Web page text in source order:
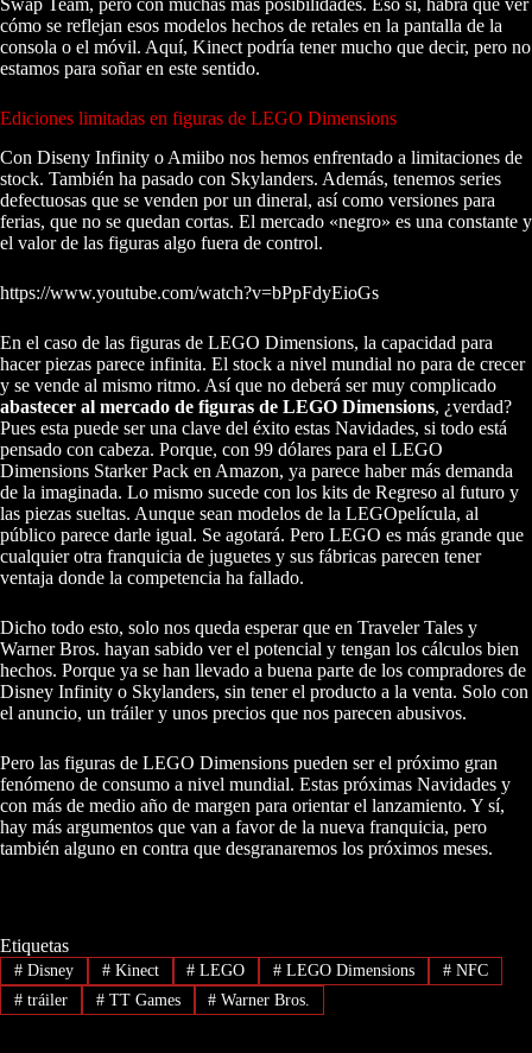
Swap Team, pero con muchas más posibilidades. Eso sí, habrá que ver
cómo se reflejan esos modelos hechos de retales en la pantalla de la
consola o el móvil. Aquí, Kinect podría tener mucho que decir, pero no
estamos para soñar en este sentido.
Ediciones limitadas en figuras de LEGO Dimensions
Con Diseny Infinity o Amiibo nos hemos enfrentado a limitaciones de
stock. También ha pasado con Skylanders. Además, tenemos series
defectuosas que se venden por un dineral, así como versiones para
ferias, que no se quedan cortas. El mercado «negro» es una constante y
el valor de las figuras algo fuera de control.
https://www.youtube.com/watch?v=bPpFdyEioGs
En el caso de las figuras de LEGO Dimensions, la capacidad para
hacer piezas parece infinita. El stock a nivel mundial no para de crecer
y se vende al mismo ritmo. Así que no deberá ser muy complicado
abastecer al mercado de figuras de LEGO Dimensions, ¿verdad?
Pues esta puede ser una clave del éxito estas Navidades, si todo está
pensado con cabeza. Porque, con 99 dólares para el LEGO
Dimensions Starker Pack en Amazon, ya parece haber más demanda
de la imaginada. Lo mismo sucede con los kits de Regreso al futuro y
las piezas sueltas. Aunque sean modelos de la LEGOpelícula, al
público parece darle igual. Se agotará. Pero LEGO es más grande que
cualquier otra franquicia de juguetes y sus fábricas parecen tener
ventaja donde la competencia ha fallado.
Dicho todo esto, solo nos queda esperar que en Traveler Tales y
Warner Bros. hayan sabido ver el potencial y tengan los cálculos bien
hechos. Porque ya se han llevado a buena parte de los compradores de
Disney Infinity o Skylanders, sin tener el producto a la venta. Solo con
el anuncio, un tráiler y unos precios que nos parecen abusivos.
Pero las figuras de LEGO Dimensions pueden ser el próximo gran
fenómeno de consumo a nivel mundial. Estas próximas Navidades y
con más de medio año de margen para orientar el lanzamiento. Y sí,
hay más argumentos que van a favor de la nueva franquicia, pero
también alguno en contra que desgranaremos los próximos meses.
Etiquetas
#Disney #Kinect # LEGO # LEGO Dimensions # NFC
#tráiler #TT Games # Warner Bros.